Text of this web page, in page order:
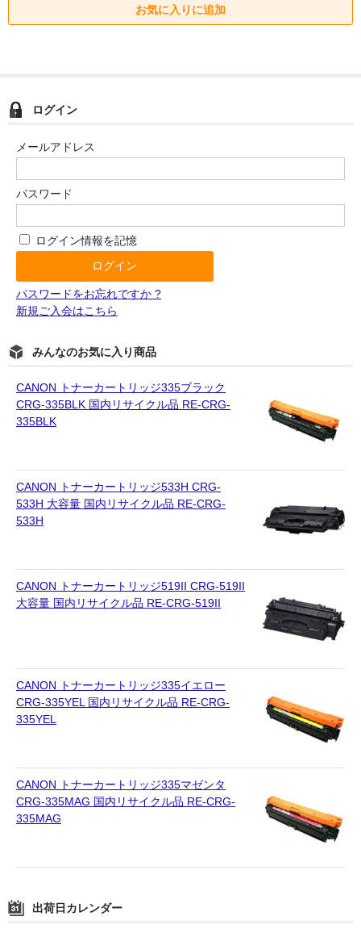
ログイン
メールアドレス
パスワード
ログイン情報を記憶
パスワードをお忘れですか ?
新規ご入会はこちら
みんなのお気に入り商品
CANON トナーカートリッジ335ブラック
CRG-335BLK 国内リサイクル品 RE-CRG-
335BLK
CANON トナーカートリッジ533H CRG-
533H 大容量 国内リサイクル品 RE-CRG-
533H
CANON トナーカートリッジ519II CRG-519II
大容量 国内リサイクル品 RE-CRG-519II
CANON トナーカートリッジ335イエロー
CRG-335YEL 国内リサイクル品 RE-CRG-
335YEL
CANON トナーカートリッジ335マゼンタ
CRG-335MAG 国内リサイクル品 RE-CRG-
335MAG
出荷日カレンダー